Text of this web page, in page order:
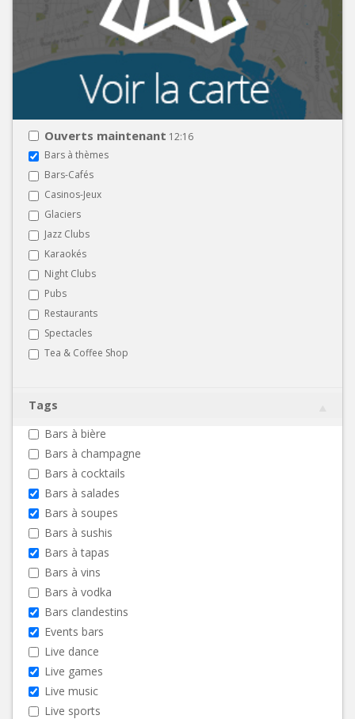
Ouverts maintenant 12:16
Bars à thèmes
Bars-Cafés
Casinos-Jeux
Glaciers
Jazz Clubs
Karaokés
Night Clubs
Pubs
Restaurants
Spectacles
Tea & Coffee Shop
Tags
Bars à bière
Bars à champagne
Bars à cocktails
Bars à salades
Bars à soupes
Bars à sushis
Bars à tapas
Bars à vins
Bars à vodka
Bars clandestins
Events bars
Live dance
Live games
Live music
Live sports